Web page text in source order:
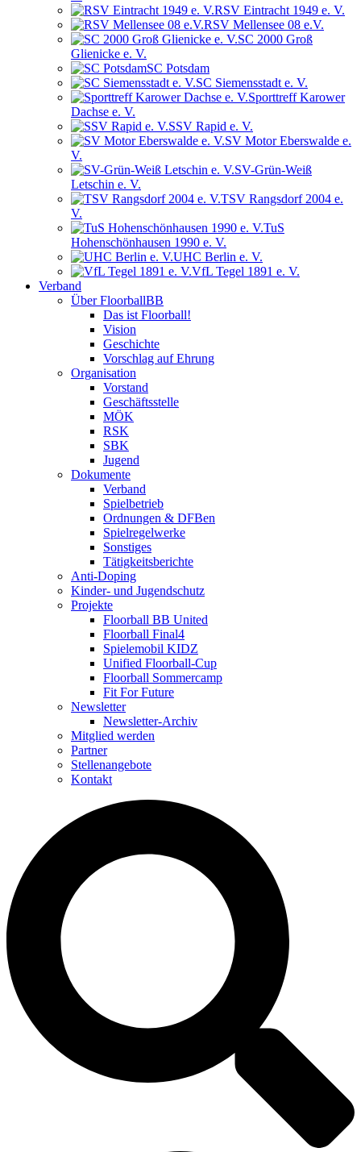
RSV Eintracht 1949 e. V.
RSV Mellensee 08 e.V.
SC 2000 Groß
Glienicke e. V.
SC Potsdam
SC Siemensstadt e. V.
Sporttreff Karower
Dachse e. V.
SSV Rapid e. V.
SV Motor Eberswalde e.
V.
SV-Grün-Weiß
Letschin e. V.
TSV Rangsdorf 2004 e.
V.
TuS
Hohenschönhausen 1990 e. V.
UHC Berlin e. V.
VfL Tegel 1891 e. V.
Verband
Über FloorballBB
Das ist Floorball!
Vision
Geschichte
Vorschlag auf Ehrung
Organisation
Vorstand
Geschäftsstelle
MÖK
RSK
SBK
Jugend
Dokumente
Verband
Spielbetrieb
Ordnungen & DFBen
Spielregelwerke
Sonstiges
Tätigkeitsberichte
Anti-Doping
Kinder- und Jugendschutz
Projekte
Floorball BB United
Floorball Final4
Spielemobil KIDZ
Unified Floorball-Cup
Floorball Sommercamp
Fit For Future
Newsletter
Newsletter-Archiv
Mitglied werden
Partner
Stellenangebote
Kontakt